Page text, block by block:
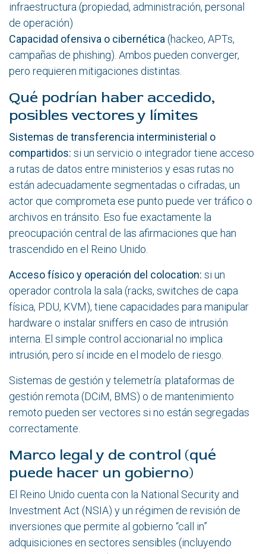
infraestructura (propiedad, administración, personal
de operación)
Capacidad ofensiva o cibernética(hackeo, APTs,
campañas de phishing). Ambos pueden converger,
pero requieren mitigaciones distintas.
Qué podrían haber accedido,
posibles vectores y límites
Sistemas de transferencia interministerial o
compartidos: si un servicio o integrador tiene acceso
a rutas de datos entre ministerios y esas rutas no
están adecuadamente segmentadas o cifradas, un
actor que comprometa ese punto puede ver tráfico o
archivos en tránsito. Eso fue exactamente la
preocupación central de las afirmaciones que han
trascendido en el Reino Unido.
Acceso físico y operación del colocation: si un
operador controla la sala (racks, switches de capa
física, PDU, KVM), tiene capacidades para manipular
hardware o instalar sniffers en caso de intrusión
interna. El simple control accionarial no implica
intrusión, pero sí incide en el modelo de riesgo.
Sistemas de gestión y telemetría: plataformas de
gestión remota (DCiM, BMS) o de mantenimiento
remoto pueden ser vectores si no están segregadas
correctamente.
Marco legal y de control (qué
puede hacer un gobierno)
El Reino Unido cuenta con la National Security and
Investment Act (NSIA) y un régimen de revisión de
inversiones que permite al gobierno “call in”
adquisiciones en sectores sensibles (incluyendo